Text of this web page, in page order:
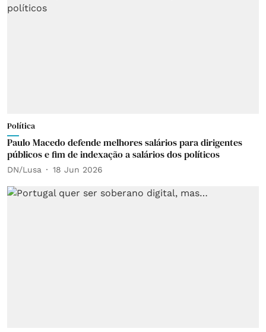
Política
Paulo Macedo defende melhores salários para dirigentes
públicos e fim de indexação a salários dos políticos
DN/Lusa 18 Jun 2026